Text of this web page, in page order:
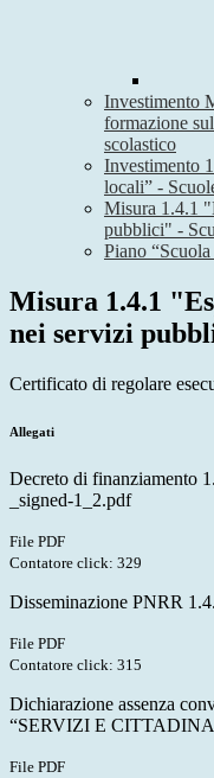
Investimento
formazione
scolastico
Investimento
locali” -
Misura 1.4.1
pubblici" -
Piano
Misura 1.4.1
nei servizi
Certificato di regolare
Allegati
Decreto di finanziamento
_signed-1_2.pdf
File PDF
Contatore click: 329
Disseminazione PNRR
File PDF
Contatore click: 315
Dichiarazione assenza
“SERVIZI E
File PDF